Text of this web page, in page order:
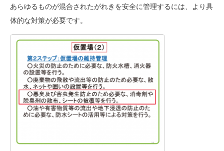
あらゆるものが混合されたがれきを安全に管理するには、より具
体的な対策が必要です。